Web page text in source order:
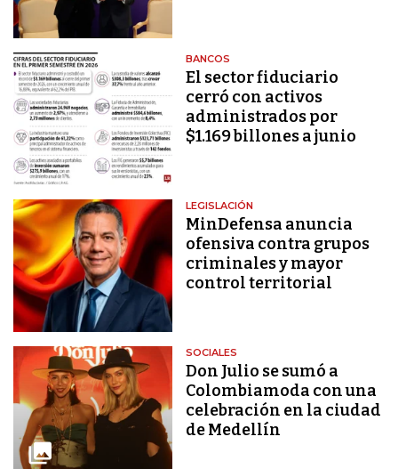
BANCOS
El sector fiduciario
cerró con activos
administrados por
$1.169 billones a junio
LEGISLACIÓN
MinDefensa anuncia
ofensiva contra grupos
criminales y mayor
control territorial
SOCIALES
Don Julio se sumó a
Colombiamoda con una
celebración en la ciudad
de Medellín